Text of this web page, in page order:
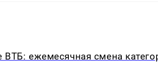
ВТБ: ежемесячная смена